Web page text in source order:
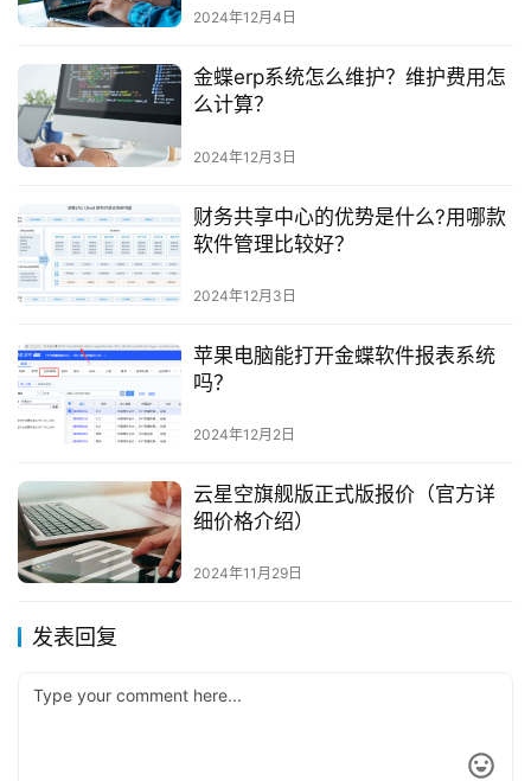
2024年12月4日
金蝶erp系统怎么维护？维护费用怎
么计算？
2024年12月3日
财务共享中心的优势是什么?用哪款
软件管理比较好？
2024年12月3日
苹果电脑能打开金蝶软件报表系统
吗？
2024年12月2日
云星空旗舰版正式版报价（官方详
细价格介绍）
2024年11月29日
发表回复